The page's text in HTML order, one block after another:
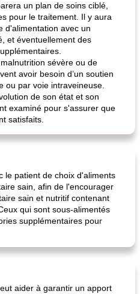
un plan de soins ciblé,
pour le traitement. Il y aura
d'alimentation avec un
et éventuellement des
sévère ou de
avoir besoin d’un soutien
ou par voie intraveineuse.
de son état et son
examiné pour s'assurer que
satisfaits.
le patient de choix d'aliments
sain, afin de l'encourager
sain et nutritif contenant
qui sont sous-alimentés
supplémentaires pour
aider à garantir un apport